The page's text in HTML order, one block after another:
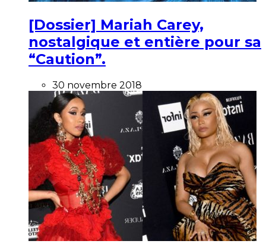
[Dossier] Mariah Carey,
nostalgique et entière pour sa
“Caution”.
30 novembre 2018